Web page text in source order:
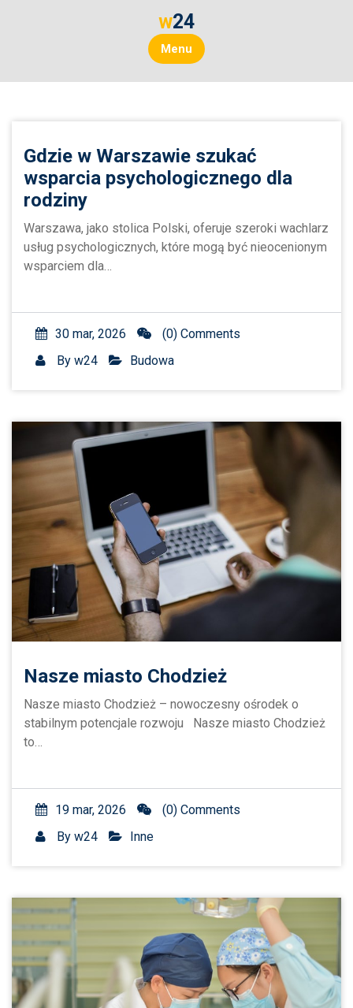
w24
Menu
Gdzie w Warszawie szukać
wsparcia psychologicznego dla
rodziny
Warszawa, jako stolica Polski, oferuje szeroki wachlarz
usług psychologicznych, które mogą być nieocenionym
wsparciem dla…
30 mar, 2026
(0) Comments
By w24 Budowa
Nasze miasto Chodzież
Nasze miasto Chodzież – nowoczesny ośrodek o
stabilnym potencjale rozwoju Nasze miasto Chodzież
to…
19 mar, 2026
(0) Comments
By w24 Inne